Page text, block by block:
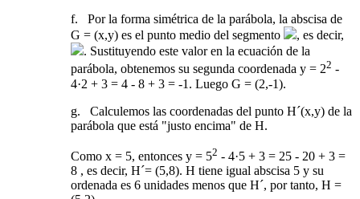
f. Por la forma simétrica de la parábola, la abscisa de
G = (x,y) es el punto medio del segmento
, es decir,
. Sustituyendo este valor en la ecuación de la
parábola, obtenemos su segunda coordenada y = 22 -
4·2 + 3 = 4 - 8 + 3 = -1. Luego G = (2,-1).
g. Calculemos las coordenadas del punto H´(x,y) de la
parábola que está "justo encima" de H.
Como x = 5, entonces y = 52 - 4·5 + 3 = 25 - 20 + 3 =
8 , es decir, H´= (5,8). H tiene igual abscisa 5 y su
ordenada es 6 unidades menos que H´, por tanto, H =